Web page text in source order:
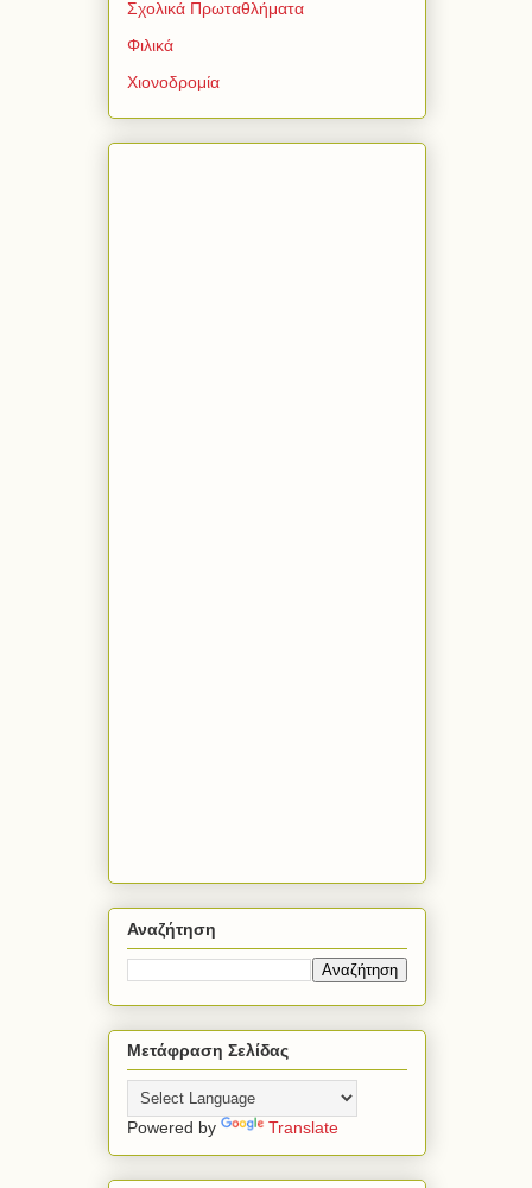
Σχολικά Πρωταθλήματα
Φιλικά
Χιονοδρομία
Αναζήτηση
Μετάφραση Σελίδας
Powered by Translate